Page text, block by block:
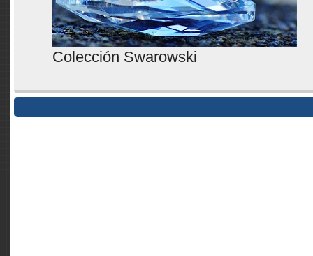
Colección Swarowski